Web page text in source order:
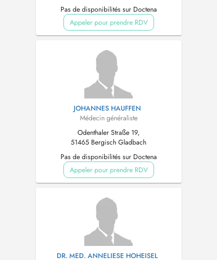
Pas de disponibilités sur Doctena
Appeler pour prendre RDV
JOHANNES HAUFFEN
Médecin généraliste
Odenthaler Straße 19,
51465 Bergisch Gladbach
Pas de disponibilités sur Doctena
Appeler pour prendre RDV
DR. MED. ANNELIESE HOHEISEL